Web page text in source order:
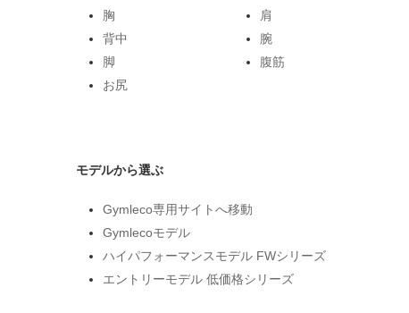
胸
肩
背中
腕
脚
腹筋
お尻
モデルから選ぶ
Gymleco専用サイトへ移動
Gymlecoモデル
ハイパフォーマンスモデル FWシリーズ
エントリーモデル 低価格シリーズ